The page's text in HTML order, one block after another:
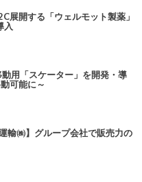
展開する「ウェルモット製薬」
入
用「スケーター」を開発・導
可能に～
輸㈱】グループ会社で販売力の